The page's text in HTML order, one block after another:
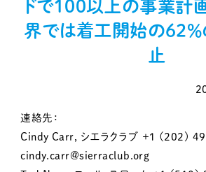
ドで100以上の事業計
界では着工開始の62
止
連絡先：
Cindy Carr, シエラクラブ +1 (202)
cindy.carr@sierraclub.org